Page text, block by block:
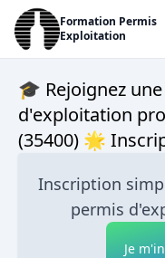
Formation Permis
Exploitation
🎓 Rejoignez
d'exploitation
(35400) 🌟
Inscription
permis
Je